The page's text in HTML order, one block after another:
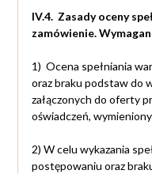
IV.4. Zasady oceny
zamówienie.
1) Ocena spełniania
oraz braku podstaw do
załączonych do oferty
oświadczeń,
2) W celu wykazania
postępowaniu oraz